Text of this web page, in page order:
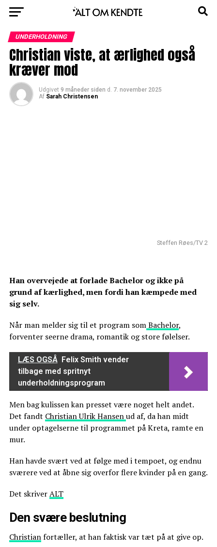
UNDERHOLDNING
Christian viste, at ærlighed også
kræver mod
Udgivet 9 måneder siden d. 7. november 2025
Af Sarah Christensen
Steffen Røes/TV 2
Han overvejede at forlade Bachelor og ikke på
grund af kærlighed, men fordi han kæmpede med
sig selv.
Når man melder sig til et program somBachelor,
forventer seerne drama, romantik og store følelser.
LÆS OGSÅ Felix Smith vender
tilbage med spritnyt
underholdningsprogram
Men bag kulissen kan presset være noget helt andet.
Det fandt Christian Ulrik Hansenud af, da han midt
under optagelserne til programmet på Kreta, ramte en
mur.
Han havde svært ved at følge med i tempoet, og endnu
sværere ved at åbne sig overfor flere kvinder på en gang.
Det skriverALT
Den svære beslutning
Christianfortæller, at han faktisk var tæt på at give op.